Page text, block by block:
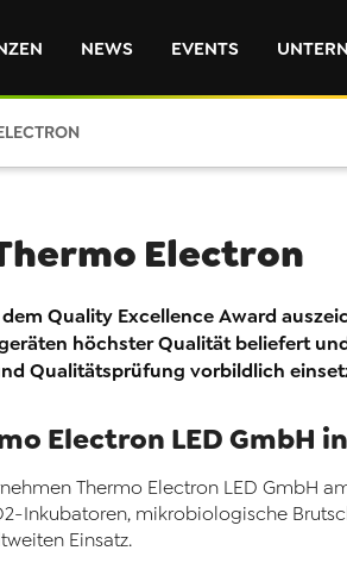
NEWS EVENTS
Electron
Quality Excellence Award
höchster Qualität beliefert
Qualitätsprüfung vorbildlich
Electron LED GmbH
Thermo Electron LED GmbH
Inkubatoren, mikrobiologische
Einsatz.